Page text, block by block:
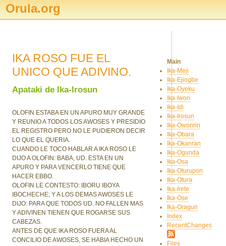
Orula.org
IKA ROSO FUE EL
UNICO QUE ADIVINO.
Apataki de Ika-Irosun
OLOFIN ESTABA EN UN APURO MUY GRANDE
Y REUNIO A TODOS LOS AWOSES Y PRESIDIO
EL REGISTRO PERO NO LE PUDIERON DECIR
LO QUE EL QUERIA.
CUANDO LE TOCO HABLAR A IKA ROSO LE
DIJO A OLOFIN: BABA, UD. ESTA EN UN
APURO Y PARA VENCERLO TIENE QUE
HACER EBBO.
OLOFIN LE CONTESTO: IBORU IBOYA
IBOCHECHE; Y A LOS DEMAS AWOSES LE
DIJO: PARA QUE TODOS UD. NO FALLEN MAS
Y ADIVINEN TIENEN QUE ROGARSE SUS
CABEZAS.
ANTES DE QUE IKA ROSO FUERA AL
CONCILIO DE AWOSES, SE HABIA HECHO UN
Main
Ika-Meji
Ika-Ejiogbe
Ika-Oyeku
Ika-Iwori
Ika-Idi
Ika-Irosun
Ika-Owonrin
Ika-Obara
Ika-Okanran
Ika-Ogunda
Ika-Osa
Ika-Oturupon
Ika-Otura
Ika-Irete
Ika-Ose
Ika-Oragun
Index
RecentChanges
Files